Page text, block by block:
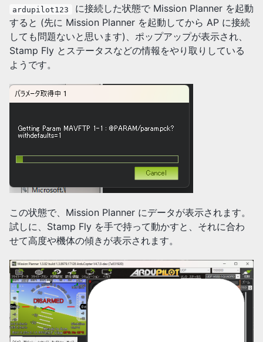
ardupilot123
に接続した状態で Mission Planner を起動
すると (先に Mission Planner を起動してから AP に接続
しても問題ないと思います)、ポップアップが表示され、
Stamp Fly とステータスなどの情報をやり取りしている
ようです。
この状態で、Mission Planner にデータが表示されます。
試しに、Stamp Fly を手で持って動かすと、それに合わ
せて高度や機体の傾きが表示されます。